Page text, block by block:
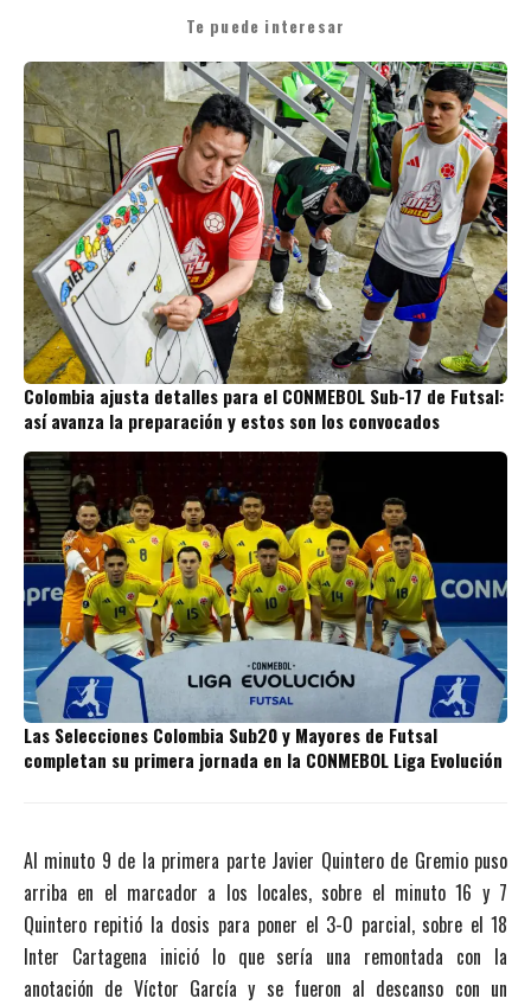
Te puede interesar
Colombia ajusta detalles para el CONMEBOL Sub-17 de Futsal:
así avanza la preparación y estos son los convocados
Las Selecciones Colombia Sub20 y Mayores de Futsal
completan su primera jornada en la CONMEBOL Liga Evolución
Al minuto 9 de la primera parte Javier Quintero de Gremio puso
arriba en el marcador a los locales, sobre el minuto 16 y 7
Quintero repitió la dosis para poner el 3-0 parcial, sobre el 18
Inter Cartagena inició lo que sería una remontada con la
anotación de Víctor García y se fueron al descanso con un